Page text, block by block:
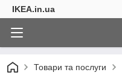
IKEA.in.ua
Товари та послуги